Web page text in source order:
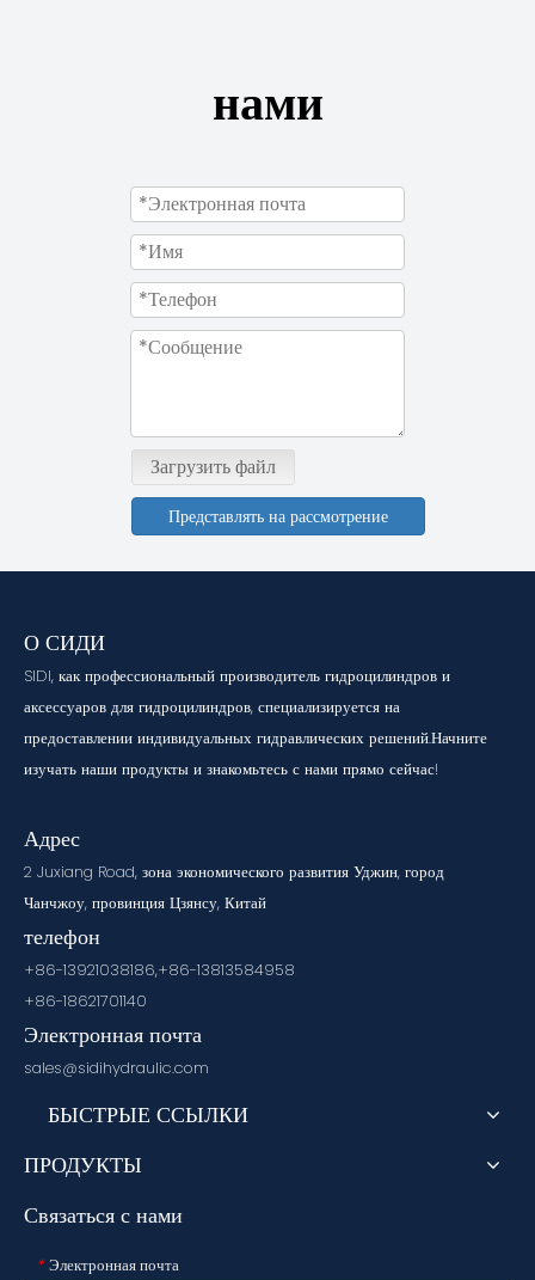
нами
Загрузить файл
Представлять на рассмотрение
О СИДИ
SIDI, как профессиональный производитель гидроцилиндров и
аксессуаров для гидроцилиндров, специализируется на
предоставлении индивидуальных гидравлических решений.Начните
изучать наши продукты и знакомьтесь с нами прямо сейчас!
Адрес
2 Juxiang Road, зона экономического развития Уджин, город
Чанчжоу, провинция Цзянсу, Китай
телефон
+86-13921038186,+86-13813584958
+86-18621701140
Электронная почта
sales@sidihydraulic.com
БЫСТРЫЕ ССЫЛКИ
ПРОДУКТЫ
Связаться с нами
* Электронная почта